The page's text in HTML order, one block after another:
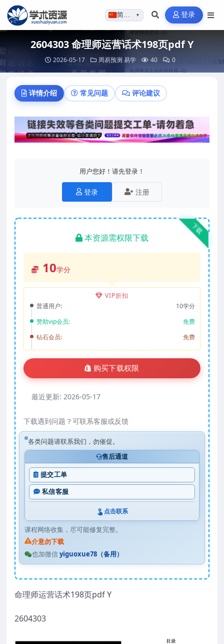
简体…▼ 登录
2604303 命理师运营话术198页pdf Y
2026-05-17 周易预测 易学 40 0
详情介绍 常见问题 评论建议
用户您好！请先登录！
登录 注册
下载
本资源需权限下载
10学分
VIP折扣
普通用户:
10学分
赞助vip会员:
免费
钻石会员:
免费
购买下载权限
最近更新: 2026-05-17
下载遇到问题？可联系客服或反馈
各类问题请联系我们，勿催促。
售后通道
提交工单
私信客服
点击联系
课程网络收集，尽可能修复完整。
介意勿下载
也加微信yiguoxue78（备用）
命理师运营话术198页pdf Y
2604303